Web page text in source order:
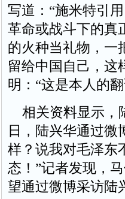
写道：“施米特引
革命或战斗下的真
的火种当礼物，一
留给中国自己，这
明：“这是本人的
相关资料显示，
日，陆兴华通过微
样？说我对毛泽东
态！”记者发现，
望通过微博采访陆